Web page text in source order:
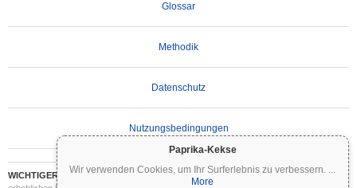
Paprika-Kekse
Wir verwenden Cookies, um Ihr Surferlebnis zu verbessern. ...
More
Glossar
Methodik
Datenschutz
Nutzungsbedingungen
WICHTIGER HAFTUNGSAUSSCHLUSS:Kryptowährungen sind hochvolatil und mit